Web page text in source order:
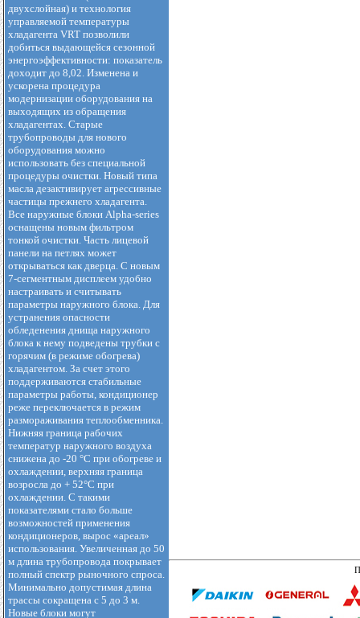
двухслойная) и технология
управляемой температуры
хладагента VRT позволили
добиться выдающейся сезонной
энергоэффективности: показатель
доходит до 8,02. Изменена и
ускорена процедура
модернизации оборудования на
выходящих из обращения
хладагентах. Старые
трубопроводы для нового
оборудования можно
использовать без специальной
процедуры очистки. Новый типа
масла дезактивирует агрессивные
частицы прежнего хладагента.
Все наружные блоки Alpha-series
оснащены новым фильтром
тонкой очистки. Часть лицевой
панели на петлях может
открываться как дверца. С новым
7-сегментным дисплеем удобно
настраивать и считывать
параметры наружного блока. Для
устранения опасности
обледенения днища наружного
блока к нему подведены трубки с
горячим (в режиме обогрева)
хладагентом. За счет этого
поддерживаются стабильные
параметры работы, кондиционер
реже переключается в режим
размораживания теплообменника.
Нижняя граница рабочих
температур наружного воздуха
снижена до -20 °С при обогреве и
охлаждении, верхняя граница
возросла до + 52°С при
охлаждении. С такими
показателями стало больше
возможностей применения
кондиционеров, вырос «ареал»
использования. Увеличенная до 50
м длина трубопровода покрывает
полный спектр рыночного спроса.
Минимально допустимая длина
трассы сокращена с 5 до 3 м.
Новые блоки могут